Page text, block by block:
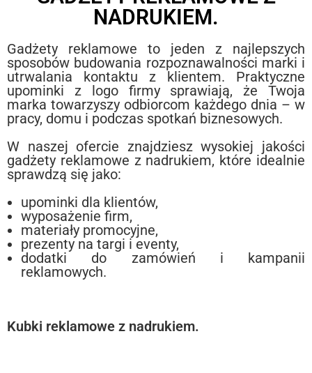
NADRUKIEM.
Gadżety reklamowe to jeden z najlepszych
sposobów budowania rozpoznawalności marki i
utrwalania kontaktu z klientem. Praktyczne
upominki z logo firmy sprawiają, że Twoja
marka towarzyszy odbiorcom każdego dnia – w
pracy, domu i podczas spotkań biznesowych.
W naszej ofercie znajdziesz wysokiej jakości
gadżety reklamowe z nadrukiem, które idealnie
sprawdzą się jako:
upominki dla klientów,
wyposażenie firm,
materiały promocyjne,
prezenty na targi i eventy,
dodatki do zamówień i kampanii
reklamowych.
Kubki reklamowe z nadrukiem.